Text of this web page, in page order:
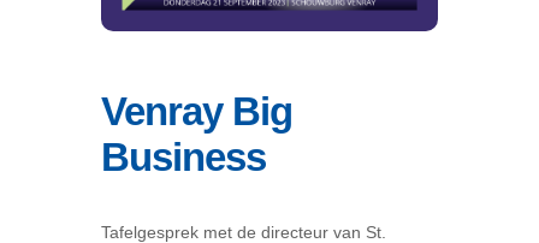
Venray Big
Business
Tafelgesprek met de directeur van St.